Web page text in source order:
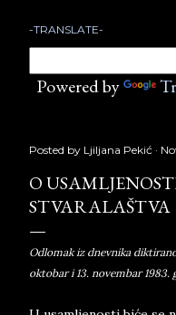
-TRANSLATE-
Powered by
Posted by Ljiljana Pekić
O
STVARALAŠTVA
Odlomak iz dnevnika
oktobar i 13. novembar